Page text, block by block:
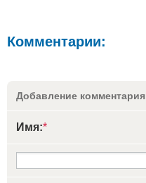
Комментарии:
Добавление комментария
Имя:*